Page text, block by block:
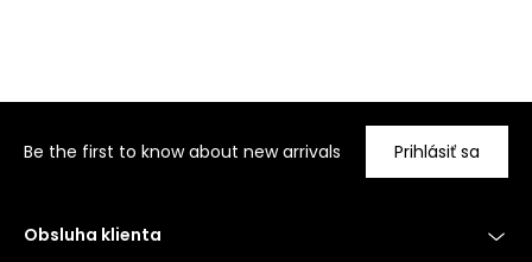
Be the first to know about new arrivals Prihlásiť sa
Obsluha klienta